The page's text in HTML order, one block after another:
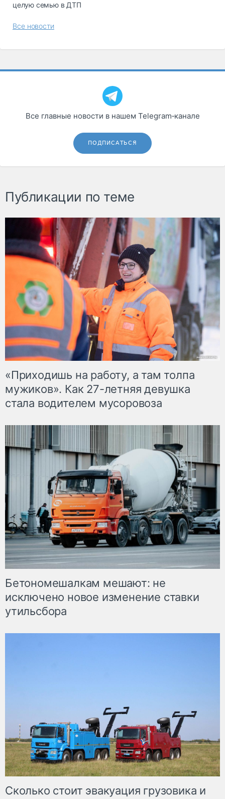
целую семью в ДТП
Все новости
Все главные новости в нашем Telegram‑канале
ПОДПИСАТЬСЯ
Публикации по теме
«Приходишь на работу, а там толпа
мужиков». Как 27-летняя девушка
стала водителем мусоровоза
Бетономешалкам мешают: не
исключено новое изменение ставки
утильсбора
Сколько стоит эвакуация грузовика и